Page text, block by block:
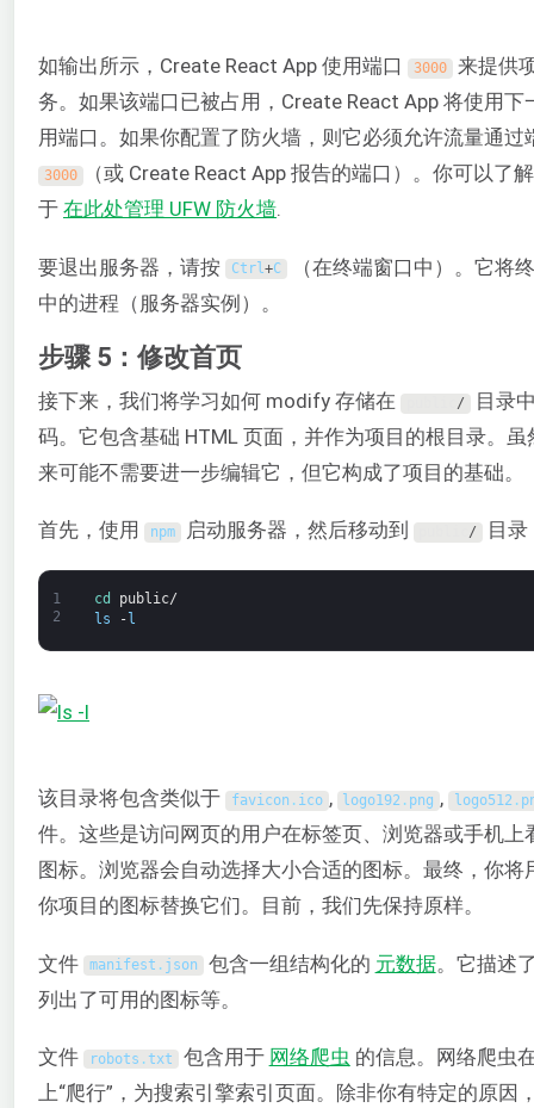
如输出所示，Create React App 使用端口 3000 来提供
务。如果该端口已被占用，Create React App 将使用下
用端口。如果你配置了防火墙，则它必须允许流量通过
3000 （或 Create React App 报告的端口）。你可以了
于 在此处管理 UFW 防火墙.
要退出服务器，请按 Ctrl+C （在终端窗口中）。它将
中的进程（服务器实例）。
步骤 5：修改首页
接下来，我们将学习如何 modify 存储在 / 目录
码。它包含基础 HTML 页面，并作为项目的根目录。虽
来可能不需要进一步编辑它，但它构成了项目的基础。
首先，使用 npm 启动服务器，然后移动到 / 目录
1
2
cd public/
ls
-l
该目录将包含类似于 favicon . ico , logo192 . png , logo512 .
件。这些是访问网页的用户在标签页、浏览器或手机上
图标。浏览器会自动选择大小合适的图标。最终，你将
你项目的图标替换它们。目前，我们先保持原样。
文件 manifest . json 包含一组结构化的 元数据。它描述
列出了可用的图标等。
文件 robots .txt 包含用于 网络爬虫 的信息。网络爬虫
上“爬行”，为搜索引擎索引页面。除非你有特定的原因